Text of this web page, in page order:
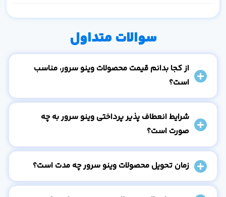
سوالات متداول
از کجا بدانم قیمت محصولات وینو سرور، مناسب
است؟
شرایط انعطاف پذیر پرداختی وینو سرور به چه
صورت است؟
زمان تحویل محصولات وینو سرور چه مدت است؟